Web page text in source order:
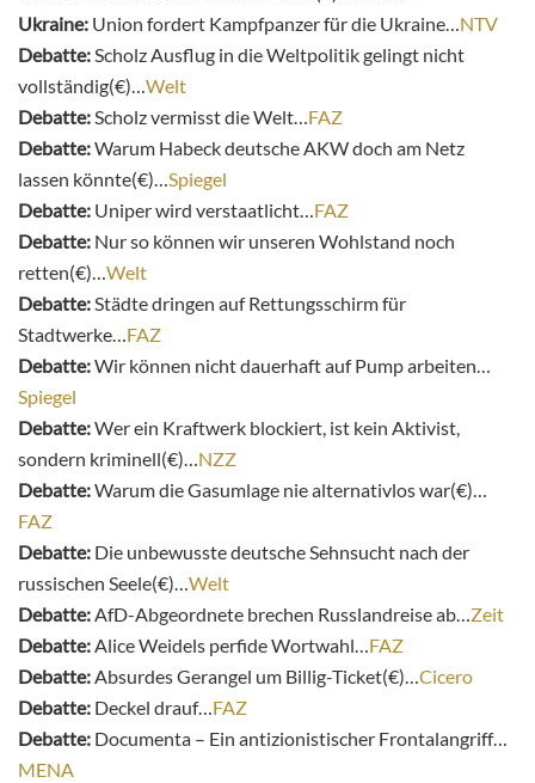
Ukraine: Union fordert Kampfpanzer für die Ukraine…NTV
Debatte:Scholz Ausflug in die Weltpolitik gelingt nicht
vollständig(€)…Welt
Debatte:Scholz vermisst die Welt…FAZ
Debatte:Warum Habeck deutsche AKW doch am Netz
lassen könnte(€)…Spiegel
Debatte: Uniper wird verstaatlicht…FAZ
Debatte: Nur so können wir unseren Wohlstand noch
retten(€)…Welt
Debatte:Städte dringen auf Rettungsschirm für
Stadtwerke…FAZ
Debatte:Wir können nicht dauerhaft auf Pump arbeiten…
Spiegel
Debatte:Wer ein Kraftwerk blockiert, ist kein Aktivist,
sondern kriminell(€)…NZZ
Debatte:Warum die Gasumlage nie alternativlos war(€)…
FAZ
Debatte: Die unbewusste deutsche Sehnsucht nach der
russischen Seele(€)…Welt
Debatte:AfD-Abgeordnete brechen Russlandreise ab…Zeit
Debatte:Alice Weidels perfide Wortwahl…FAZ
Debatte:Absurdes Gerangel um Billig-Ticket(€)…Cicero
Debatte: Deckel drauf…FAZ
Debatte: Documenta – Ein antizionistischer Frontalangriff…
MENA